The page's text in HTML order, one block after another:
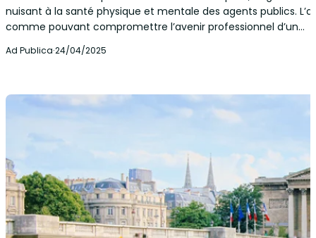
nuisant à la santé physique et mentale des agents publics.
comme pouvant compromettre l’avenir professionnel d’un…
Ad Publica·24/04/2025